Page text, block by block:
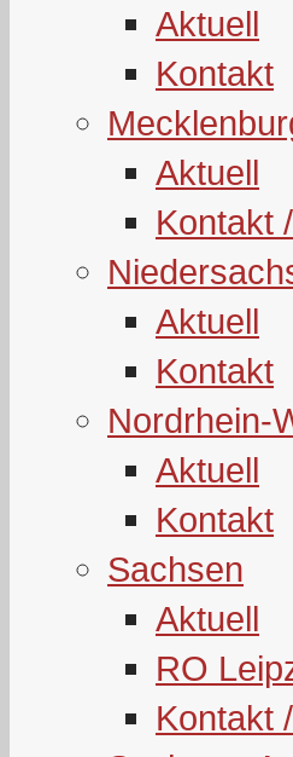
Aktuell
Kontakt
Aktuell
Kontakt
Aktuell
Kontakt
Nordrhein-
Aktuell
Kontakt
Sachsen
Aktuell
RO
Kontakt